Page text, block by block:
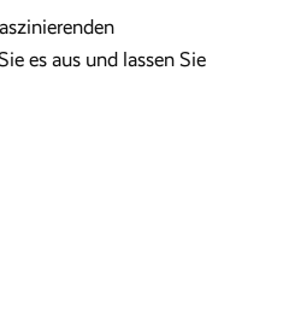
es aus und lassen Sie